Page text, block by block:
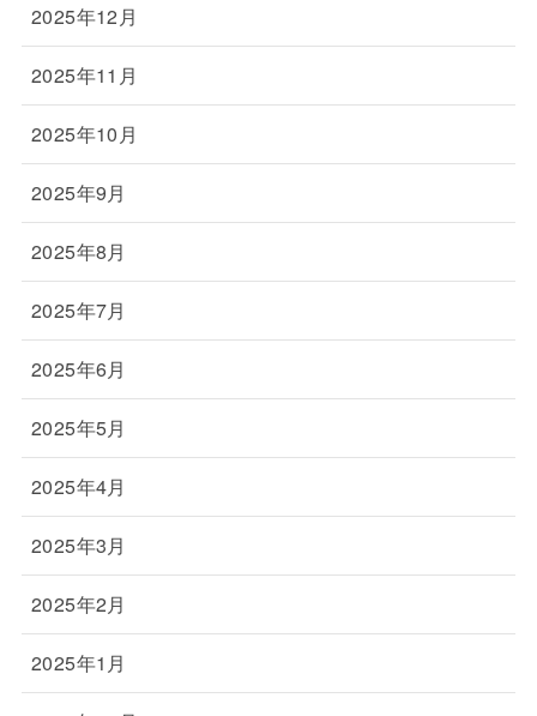
2025年12月
2025年11月
2025年10月
2025年9月
2025年8月
2025年7月
2025年6月
2025年5月
2025年4月
2025年3月
2025年2月
2025年1月